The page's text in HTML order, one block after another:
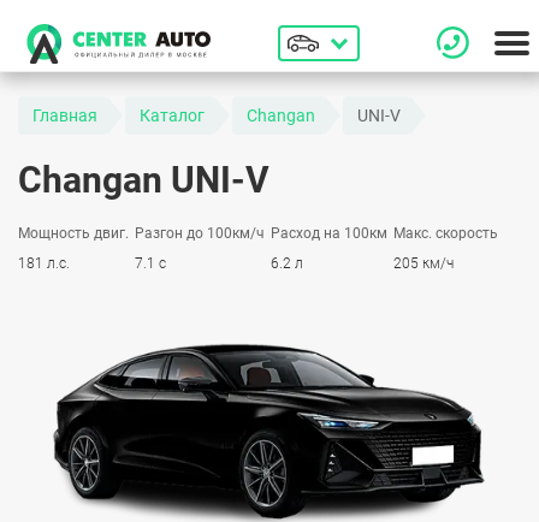
Главная Каталог Changan UNI-V
Changan UNI-V
Мощность двиг.
181 л.с.
Разгон до 100км/ч
7.1 с
Расход на 100км
6.2 л
Макс. скорость
205 км/ч